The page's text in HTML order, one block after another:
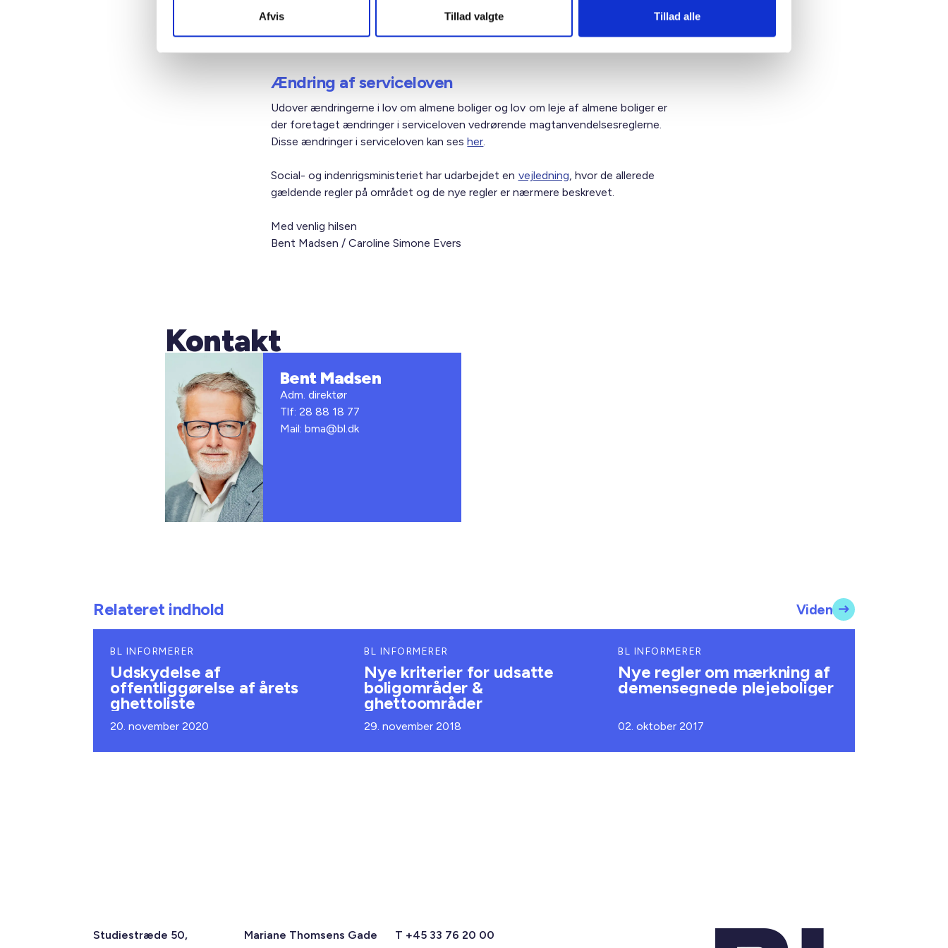
Afvis Tillad valgte Tillad alle
ungdomsliv sammen med andre jævnaldrende unge ved samvær og fælles
aktiviteter.
Ændring af serviceloven
Udover ændringerne i lov om almene boliger og lov om leje af almene boliger er
der foretaget ændringer i serviceloven vedrørende magtanvendelsesreglerne.
Disse ændringer i serviceloven kan sesher.
Social- og indenrigsministeriet har udarbejdet en vejledning, hvor de allerede
gældende regler på området og de nye regler er nærmere beskrevet.
Med venlig hilsen
Bent Madsen / Caroline Simone Evers
Kontakt
Bent Madsen
Adm. direktør
Tlf: 28 88 18 77
Mail: bma@bl.dk
Relateret indhold Viden
BL INFORMERER
Udskydelse af
offentliggørelse af årets
ghettoliste
20. november 2020
BL INFORMERER
Nye kriterier for udsatte
boligområder &
ghettoområder
29. november 2018
BL INFORMERER
Nye regler om mærkning af
demensegnede plejeboliger
02. oktober 2017
Studiestræde 50,
Mariane Thomsens Gade
T +45 33 76 20 00